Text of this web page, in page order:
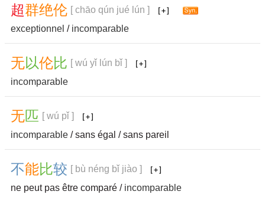
超群绝伦 [ chāo qún jué lún ]
exceptionnel / incomparable
无以伦比 [ wú yǐ lún bǐ ]
incomparable
无匹 [ wú pǐ ]
incomparable / sans égal / sans pareil
不能比较 [ bù néng bǐ jiào ]
ne peut pas être comparé / incomparable